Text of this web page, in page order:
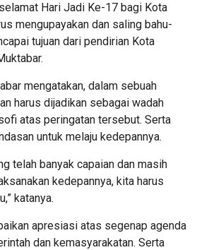
Hari Jadi Ke-17 bagi Kota
mengupayakan dan saling bahu-
tujuan dari pendirian Kota
mengatakan, dalam sebuah
harus dijadikan sebagai wadah
atas peringatan tersebut. Serta
untuk melaju kedepannya.
telah banyak capaian dan masih
kedepannya, kita harus
katanya.
apresiasi atas segenap agenda
dan kemasyarakatan. Serta